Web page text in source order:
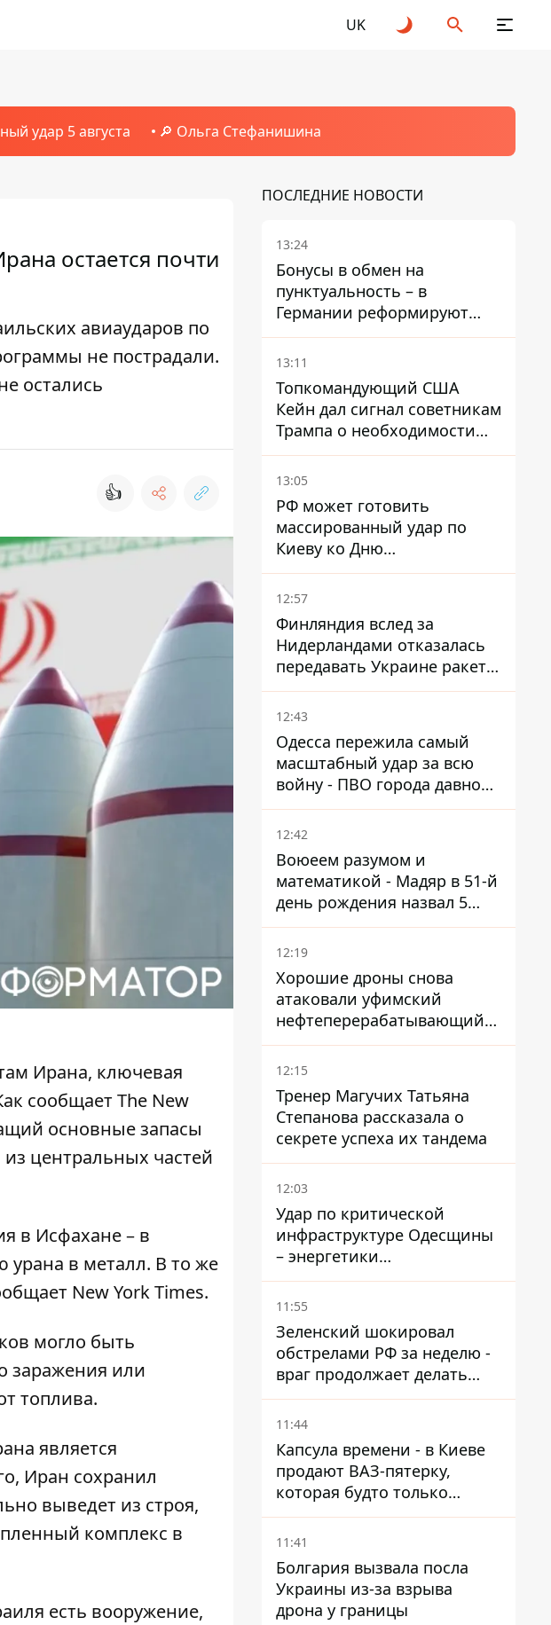
UK
удар 5 августа 🔎 Ольга Стефанишина
остается почти
авиаударов по
не пострадали.
остались
👍
Ирана, ключевая
сообщает The New
основные запасы
центральных частей
в Исфахане – в
урана в металл. В то же
New York Times.
могло быть
заражения или
топлива.
является
Иран сохранил
выведет из строя,
комплекс в
есть вооружение,
ПОСЛЕДНИЕ НОВОСТИ
13:24
Бонусы в обмен на
пунктуальность – в
Германии реформируют
премирование руководства
Deutsche Bahn
13:11
Топкомандующий США
Кейн дал сигнал советникам
Трампа о необходимости
заканчивать войну с
Ираном – СМИ
13:05
РФ может готовить
массированный удар по
Киеву ко Дню
Независимости - Институт
изучения войны
12:57
Финляндия вслед за
Нидерландами отказалась
передавать Украине ракеты
ПВО Patriot
12:43
Одесса пережила самый
масштабный удар за всю
войну - ПВО города давно
нуждается в усилении
12:42
Воюеем разумом и
математикой - Мадяр в 51-й
день рождения назвал 5
условий поражения РФ
12:19
Хорошие дроны снова
атаковали уфимский
нефтеперерабатывающий
кластер – один упал на
недострой
12:15
Тренер Магучих Татьяна
Степанова рассказала о
секрете успеха их тандема
12:03
Удар по критической
инфраструктуре Одесщины
– энергетики
восстанавливают свет
11:55
Зеленский шокировал
обстрелами РФ за неделю -
враг продолжает делать
ставку на баллистический
террор
11:44
Капсула времени - в Киеве
продают ВАЗ-пятерку,
которая будто только
сошла с конвейера
11:41
Болгария вызвала посла
Украины из-за взрыва
дрона у границы